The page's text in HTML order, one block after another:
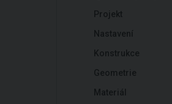
Projekt
Nastavení
Konstrukce
Geometrie
Materiál